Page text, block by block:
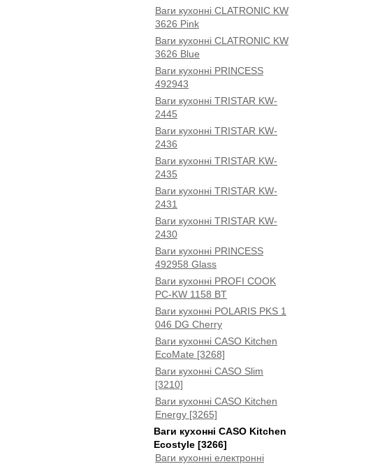
Ваги кухонні CLATRONIC KW
3626 Pink
Ваги кухонні CLATRONIC KW
3626 Blue
Ваги кухонні PRINCESS
492943
Ваги кухонні TRISTAR KW-
2445
Ваги кухонні TRISTAR KW-
2436
Ваги кухонні TRISTAR KW-
2435
Ваги кухонні TRISTAR KW-
2431
Ваги кухонні TRISTAR KW-
2430
Ваги кухонні PRINCESS
492958 Glass
Ваги кухонні PROFI COOK
PC-KW 1158 BT
Ваги кухонні POLARIS PKS 1
046 DG Cherry
Ваги кухонні CASO Kitchen
EcoMate [3268]
Ваги кухонні CASO Slim
[3210]
Ваги кухонні CASO Kitchen
Energy [3265]
Ваги кухонні CASO Kitchen
Ecostyle [3266]
Ваги кухонні електронні